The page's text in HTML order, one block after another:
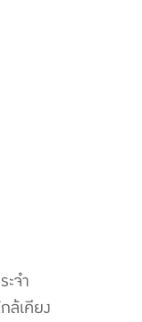
จำ
ล้เคียง